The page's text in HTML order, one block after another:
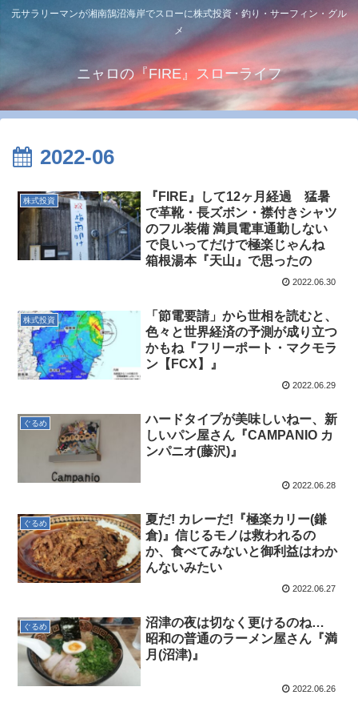
元サラリーマンが湘南鵠沼海岸でスローに株式投資・釣り・サーフィン・グル
メ
ニャロの『FIRE』スローライフ
2022-06
株式投資
『FIRE』して12ヶ月経過 猛暑
で革靴・長ズボン・襟付きシャツ
のフル装備 満員電車通勤しない
で良いってだけで極楽じゃんね
箱根湯本『天山』で思ったの
2022.06.30
株式投資
「節電要請」から世相を読むと、
色々と世界経済の予測が成り立つ
かもね『フリーポート・マクモラ
ン【FCX】』
2022.06.29
ぐるめ
ハードタイプが美味しいねー、新
しいパン屋さん『CAMPANIO カ
ンパニオ(藤沢)』
2022.06.28
ぐるめ
夏だ! カレーだ!『極楽カリー(鎌
倉)』信じるモノは救われるの
か、食べてみないと御利益はわか
んないみたい
2022.06.27
ぐるめ
沼津の夜は切なく更けるのね…
昭和の普通のラーメン屋さん『満
月(沼津)』
2022.06.26